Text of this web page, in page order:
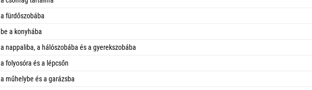
a fürdőszobába
be a konyhába
a nappaliba, a hálószobába és a gyerekszobába
a folyosóra és a lépcsőn
a műhelybe és a garázsba